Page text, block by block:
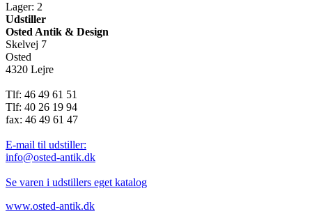
Lager: 2
Udstiller
Osted Antik & Design
Skelvej 7
Osted
4320 Lejre
Tlf: 46 49 61 51
Tlf: 40 26 19 94
fax: 46 49 61 47
E-mail til udstiller:
info@osted-antik.dk
Se varen i udstillers eget katalog
www.osted-antik.dk